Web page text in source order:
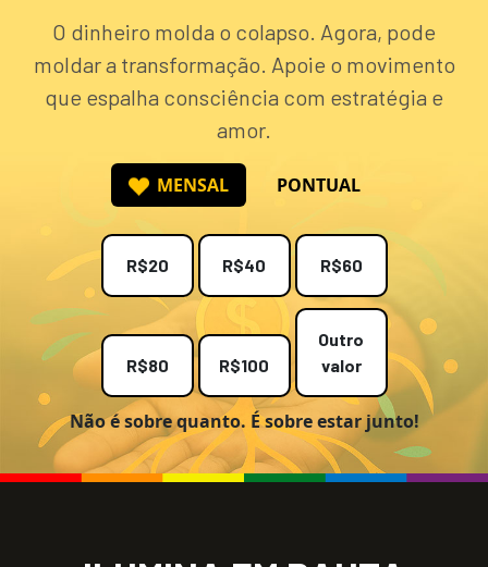
O dinheiro molda o colapso. Agora, pode
moldar a transformação. Apoie o movimento
que espalha consciência com estratégia e
amor.
MENSAL PONTUAL
R$20 R$40 R$60
R$80 R$100
Outro
valor
Não é sobre quanto. É sobre estar junto!